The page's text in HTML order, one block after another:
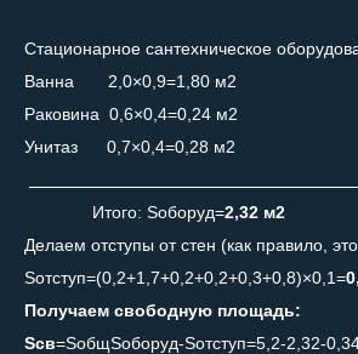
Стационарное сантехническое
Ванна 2,0×0,9=1,80 м2
Раковина 0,6×0,4=0,24 м2
Унитаз 0,7×0,4=0,28 м2
Итого: Sоборуд=2,32 м2
Делаем отступы от стен (как правило,
Sотступ=(0,2+1,7+0,2+0,2+0,3+0,8)×0,1=
Получаем свободную площадь:
Sсв=Sобщ­Sоборуд-Sотступ=5,2-2,32-